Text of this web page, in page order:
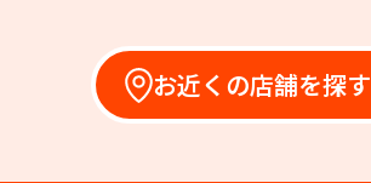
お近くの店舗を探す